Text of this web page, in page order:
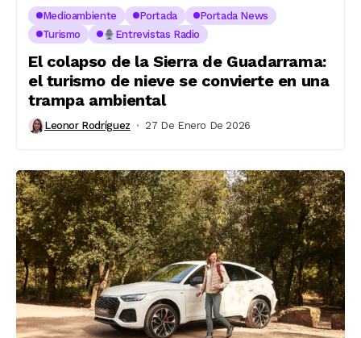
Medioambiente Portada
Portada News
Turismo
Entrevistas Radio
El colapso de la Sierra de Guadarrama:
el turismo de nieve se convierte en una
trampa ambiental
Leonor Rodríguez 27 De Enero De 2026